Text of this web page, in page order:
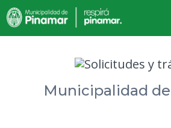
Municipalidad